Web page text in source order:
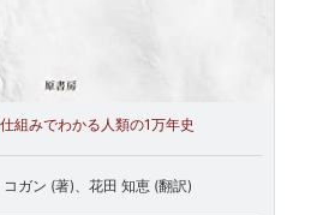
組みでわかる人類の1万年史
ガン (著)、花田 知恵 (翻訳)